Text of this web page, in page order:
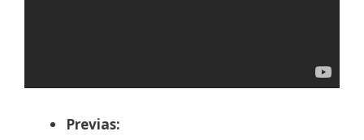
Previas: